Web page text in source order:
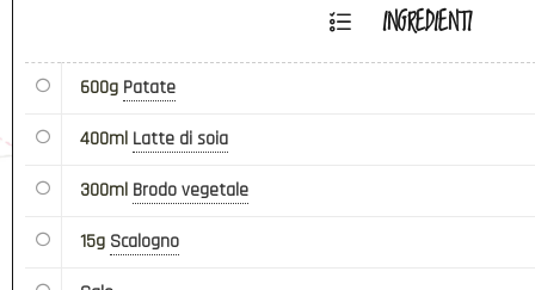
INGREDIENTI
600g Patate
400ml Latte di soia
300ml Brodo vegetale
15g Scalogno